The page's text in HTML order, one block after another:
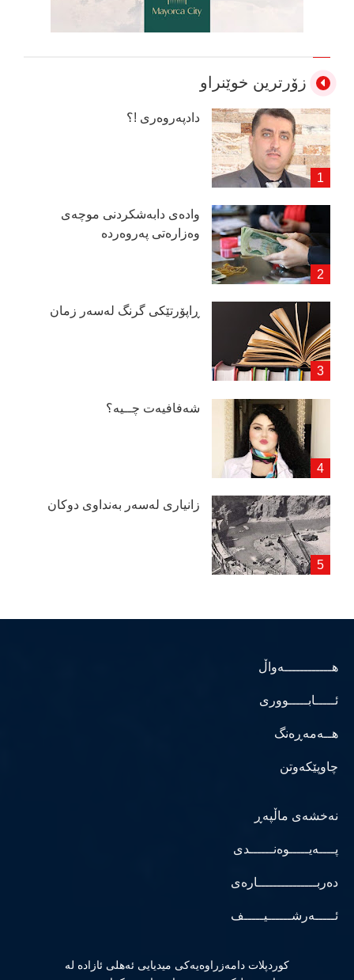
زۆرترین خوێنراو
دادپەروەری !؟
وادەی دابەشكردنی موچەی
وەزارەتی پەروەردە
ڕاپۆرتێكی گرنگ لەسەر زمان
شەفافیەت چــیە؟
زانیاری لەسەر بەنداوی دوكان
هــــــــــــەواڵ
ئـــــابـــــووری
هــەمەڕەنگ
چاوپێکەوتن
نەخشەی ماڵپەڕ
پــــەیـــــوەنــــــدی
دەربـــــــــــــــارەی
ئـــــەرشــــــیـــــف
كوردپلات دامەزراوەیەكی میدیایی ئەهلی ئازادە لە